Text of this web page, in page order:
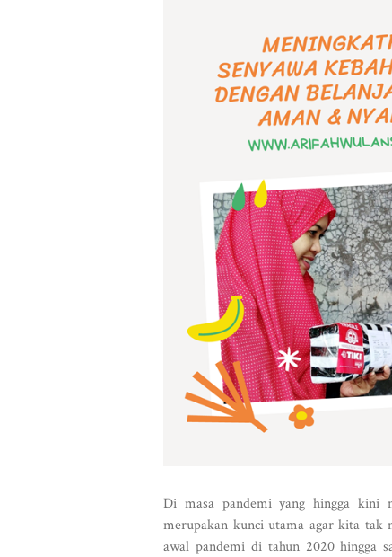
Di masa pandemi yang hingga kini
merupakan kunci utama agar kita tak
awal pandemi di tahun 2020 hingga